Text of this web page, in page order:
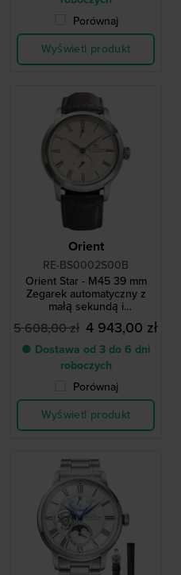
Porównaj
Wyświetl produkt
Orient
RE-BS0002S00B
Orient Star - M45 39 mm
Zegarek automatyczny z
małą sekundą i
wskaźnikiem rezerwy mocy
5 608,00 zł 4 943,00 zł
● Dostawa od 3 do 6 dni
roboczych
Porównaj
Wyświetl produkt